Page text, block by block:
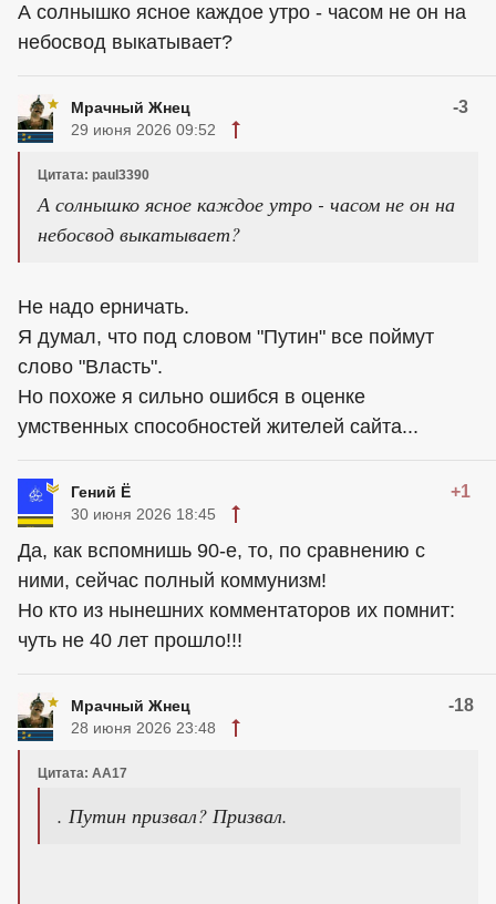
А солнышко ясное каждое утро - часом не он на
небосвод выкатывает?
Мрачный Жнец -3
29 июня 2026 09:52
Цитата: paul3390
А солнышко ясное каждое утро - часом не он на
небосвод выкатывает?
Не надо ерничать.
Я думал, что под словом "Путин" все поймут
слово "Власть".
Но похоже я сильно ошибся в оценке
умственных способностей жителей сайта...
Гений Ё +1
30 июня 2026 18:45
Да, как вспомнишь 90-е, то, по сравнению с
ними, сейчас полный коммунизм!
Но кто из нынешних комментаторов их помнит:
чуть не 40 лет прошло!!!
Мрачный Жнец -18
28 июня 2026 23:48
Цитата: АА17
. Путин призвал? Призвал.